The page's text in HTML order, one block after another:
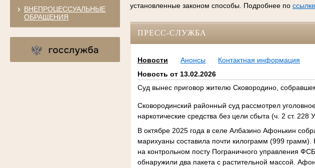
ВНЕПРОЦЕССУАЛЬНЫЕ
ОБРАЩЕНИЯ
установленные законом способы. Подробнее по ссылке
ПРЕСС-СЛУЖБА
Новости Анонсы
Контактная информация
Новость от 13.02.2026
Суд вынес приговор жителю Сковородино,
Сковородинский районный суд рассмотрел
наркотические средства без цели сбыта (ч. 2 ст. 228
В октябре 2025 года в селе Албазино Афонькин
марихуаны составила почти килограмм (999
на контрольном посту Пограничного управления
обнаружили два пакета с растительной массой.